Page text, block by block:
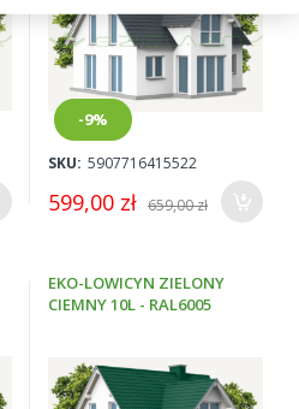
-9%
SKU: 5907716415522
599,00 zł 659,00 zł
EKO-LOWICYN ZIELONY
CIEMNY 10L - RAL6005